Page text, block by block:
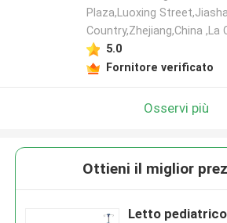
Plaza,Luoxing
Country,Zhejiang,China ,La
5.0
Fornitore verificato
Osservi più
Ottieni il miglior
Letto